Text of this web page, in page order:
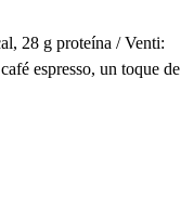
28 g proteína / Venti:
espresso, un toque de